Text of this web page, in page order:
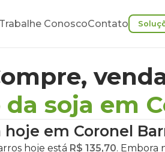
Trabalhe ConoscoContato
da soja em
hoje em Coronel
hoje está R$ 135,70. Embora